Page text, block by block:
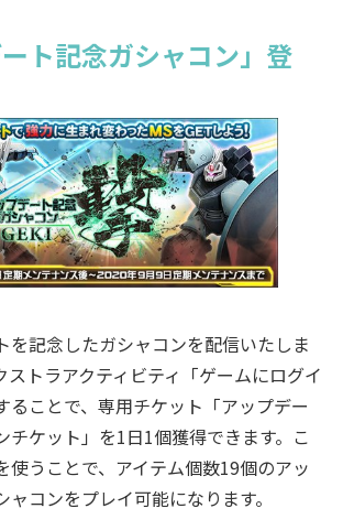
ート記念ガシャコン」登
を記念したガシャコンを配信いたしま
ストラアクティビティ「ゲームにログイ
ることで、専用チケット「アップデー
チケット」を1日1個獲得できます。こ
使うことで、アイテム個数19個のアッ
ャコンをプレイ可能になります。